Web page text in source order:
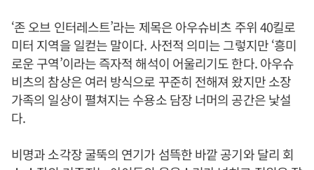
‘존 오브 인터레스트’라는 제목은 아우슈비츠 주위 40킬로
미터 지역을 일컫는 말이다. 사전적 의미는 그렇지만 ‘흥미
로운 구역’이라는 즉자적 해석이 어울리기도 한다. 아우슈
비츠의 참상은 여러 방식으로 꾸준히 전해져 왔지만 소장
가족의 일상이 펼쳐지는 수용소 담장 너머의 공간은 낯설
다.
비명과 소각장 굴뚝의 연기가 섬뜩한 바깥 공기와 달리 회